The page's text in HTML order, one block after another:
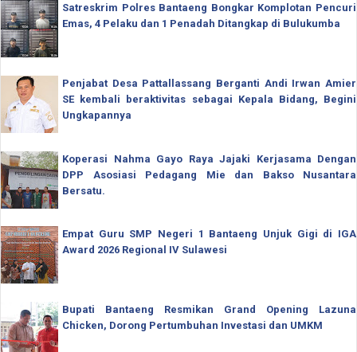
Satreskrim Polres Bantaeng Bongkar Komplotan Pencuri
Emas, 4 Pelaku dan 1 Penadah Ditangkap di Bulukumba
Penjabat Desa Pattallassang Berganti Andi Irwan Amier
SE kembali beraktivitas sebagai Kepala Bidang, Begini
Ungkapannya
Koperasi Nahma Gayo Raya Jajaki Kerjasama Dengan
DPP Asosiasi Pedagang Mie dan Bakso Nusantara
Bersatu.
Empat Guru SMP Negeri 1 Bantaeng Unjuk Gigi di IGA
Award 2026 Regional IV Sulawesi
Bupati Bantaeng Resmikan Grand Opening Lazuna
Chicken, Dorong Pertumbuhan Investasi dan UMKM